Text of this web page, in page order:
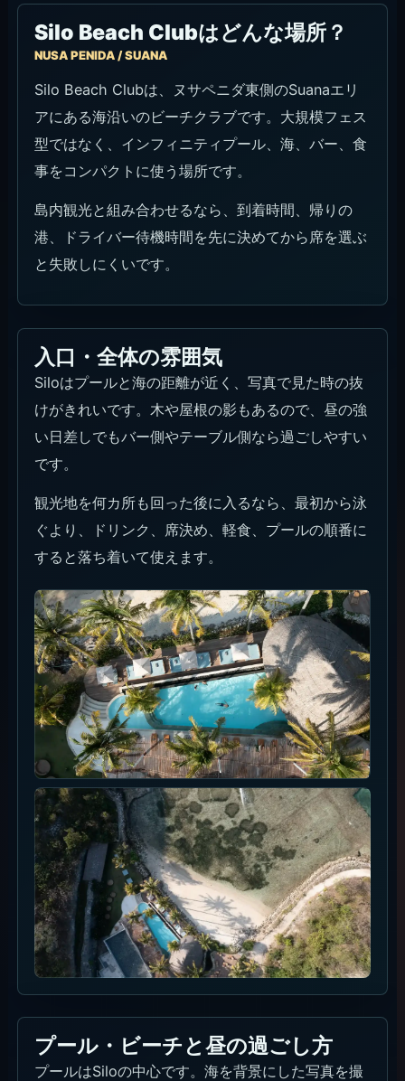
Silo Beach Clubはどんな場所？
NUSA PENIDA / SUANA
Silo Beach Clubは、ヌサペニダ東側のSuanaエリ
アにある海沿いのビーチクラブです。大規模フェス
型ではなく、インフィニティプール、海、バー、食
事をコンパクトに使う場所です。
島内観光と組み合わせるなら、到着時間、帰りの
港、ドライバー待機時間を先に決めてから席を選ぶ
と失敗しにくいです。
入口・全体の雰囲気
Siloはプールと海の距離が近く、写真で見た時の抜
けがきれいです。木や屋根の影もあるので、昼の強
い日差しでもバー側やテーブル側なら過ごしやすい
です。
観光地を何カ所も回った後に入るなら、最初から泳
ぐより、ドリンク、席決め、軽食、プールの順番に
すると落ち着いて使えます。
プール・ビーチと昼の過ごし方
プールはSiloの中心です。海を背景にした写真を撮